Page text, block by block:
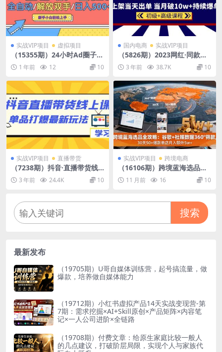
实战VIP项目 虚拟项目
（15355期）24小时Ad圈子懂
广告挂机 单机单日500+可矩
阵式放大 设备越多 收益越大…
1 年前 12 10
国内电商 实战VIP项目
（5826期）2023网红·同款截
流玩法【初级+高级课程】上
架当天出单 当月破10w+持续
3 年前 38.7K 10
实战VIP项目 直播带货
（7238期）抖音·直播带货线
上课，单品打爆最新玩法（12
节课）
3 年前 24.4K 10
实战VIP项目 跨境电商
（16106期）跨境蓝海选品全
攻略：谷歌+社媒数据360°筛
款,30天50+爆款单店月入额外
11 月前 16 10
搜索
最新发布
（19705期）U哥自媒体训练营，起号搞流量，做
爆款，培养做自媒体能力
（19712期）小红书虚拟产品14天实战变现营-第
7期：需求挖掘×AI+Skill原创×产品矩阵×内容笔
记×一人公司进阶×全链路
（19708期）付费文章：给原生家庭比较一般人
的几点建议，打破阶层局限，实现个人与家族代